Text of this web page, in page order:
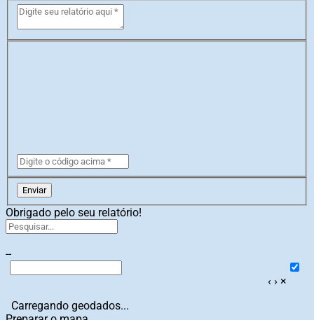
Enviar
Obrigado pelo seu relatório!
--
‹ › ×
Carregando geodados...